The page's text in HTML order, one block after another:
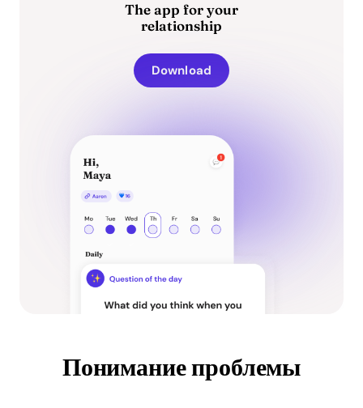
The app for your
relationship
Download
Понимание проблемы